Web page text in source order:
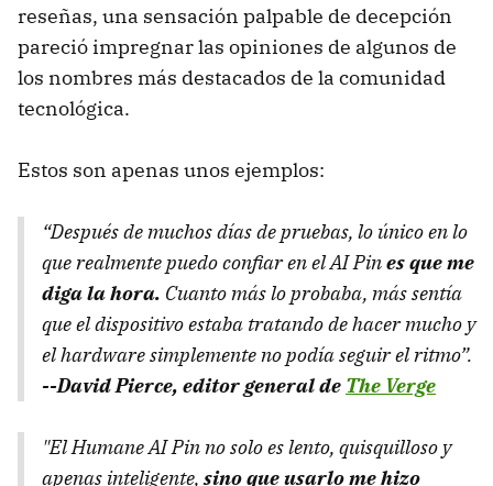
reseñas, una sensación palpable de decepción
pareció impregnar las opiniones de algunos de
los nombres más destacados de la comunidad
tecnológica.
Estos son apenas unos ejemplos:
“Después de muchos días de pruebas, lo único en lo
que realmente puedo confiar en el AI Pines que me
diga la hora. Cuanto más lo probaba, más sentía
que el dispositivo estaba tratando de hacer mucho y
el hardware simplemente no podía seguir el ritmo”.
--David Pierce, editor general de The Verge
"El Humane AI Pin no solo es lento, quisquilloso y
apenas inteligente,sino que usarlo me hizo